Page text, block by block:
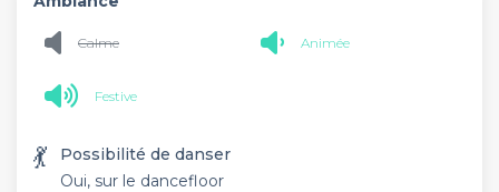
Calme Animée
Festive
💃
Possibilité de danser
Oui, sur le dancefloor